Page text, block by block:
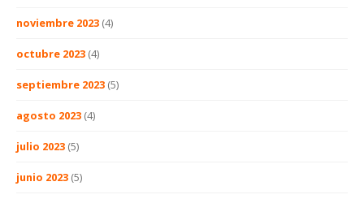
noviembre 2023 (4)
octubre 2023 (4)
septiembre 2023 (5)
agosto 2023 (4)
julio 2023 (5)
junio 2023 (5)